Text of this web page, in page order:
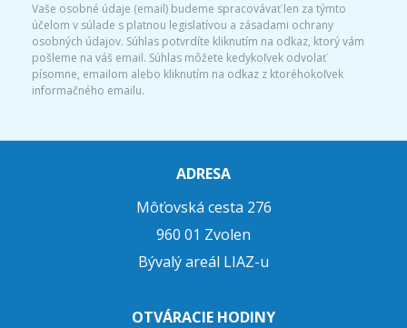
Vaše osobné údaje (email) budeme spracovávať len za týmto
účelom v súlade s platnou legislatívou a zásadami ochrany
osobných údajov. Súhlas potvrdíte kliknutím na odkaz, ktorý vám
pošleme na váš email. Súhlas môžete kedykoľvek odvolať
písomne, emailom alebo kliknutím na odkaz z ktoréhokoľvek
informačného emailu.
ADRESA
Môťovská cesta 276
960 01 Zvolen
Bývalý areál LIAZ-u
OTVÁRACIE HODINY